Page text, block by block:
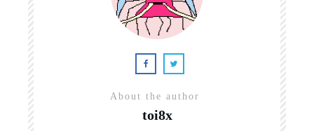
About the author
toi8x